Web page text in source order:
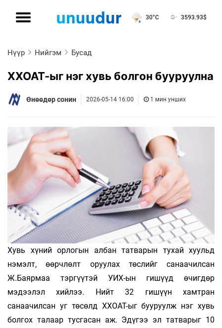
30°C 3593.93$
Нүүр Нийгэм Бусад
ХХОАТ-ыг нэг хувь болгон бууруулна
Өнөөдөр сонин 2026-05-14 16:00 1 мин унших
Хувь хүний орлогын албан татварын тухай хуульд
нэмэлт, өөрчлөлт оруулах төслийг санаачилсан
Ж.Баярмаа тэргүүтэй УИХ-ын гишүүд өчигдөр
мэдээлэл хийлээ. Нийт 32 гишүүн хамтран
санаачилсан уг төсөлд ХХОАТ-ыг бууруулж нэг хувь
болгох талаар тусгасан аж. Эдүгээ эл татварыг 10